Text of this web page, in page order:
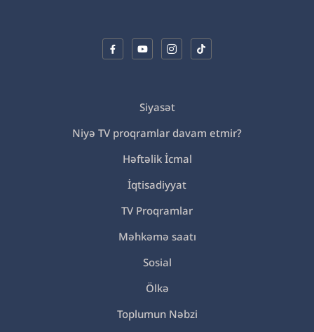
Siyasət
Niyə TV proqramlar davam etmir?
Həftəlik İcmal
İqtisadiyyat
TV Proqramlar
Məhkəmə saatı
Sosial
Ölkə
Toplumun Nəbzi